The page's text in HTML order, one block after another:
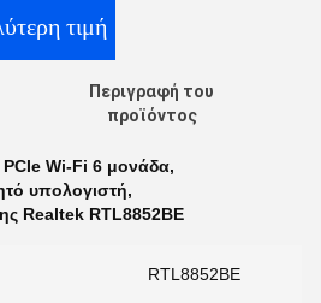
τιμή
Περιγραφή του
προϊόντος
Wi-Fi 6 μονάδα,
υπολογιστή,
Realtek RTL8852BE
RTL8852BE